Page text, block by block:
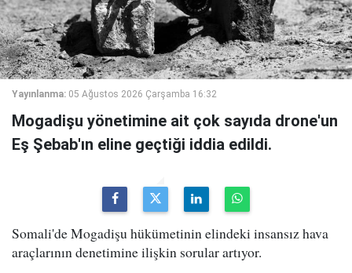
Yayınlanma: 05 Ağustos 2026 Çarşamba 16:32
Mogadişu yönetimine ait çok sayıda drone'un
Eş Şebab'ın eline geçtiği iddia edildi.
Somali'de Mogadişu hükümetinin elindeki insansız hava
araçlarının denetimine ilişkin sorular artıyor.